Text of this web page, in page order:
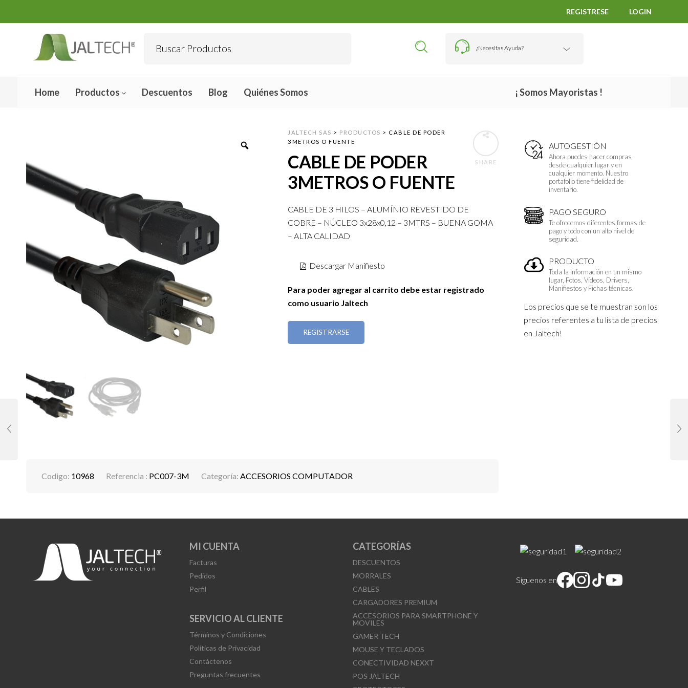
REGISTRESE LOGIN
¿Necesitas Ayuda?
Home Productos Descuentos Blog Quiénes Somos ¡ Somos Mayoristas !
AUTOGESTIÓN
Ahora puedes hacer compras
desde cualquier lugar y en
cualquier momento. Nuestro
portafolio tiene fidelidad de
inventario.
PAGO SEGURO
Te ofrecemos diferentes formas de
pago y todo con un alto nivel de
seguridad.
PRODUCTO
Toda la información en un mismo
lugar, Fotos, Vídeos, Drivers,
Manifiestos y Fichas técnicas.
Los precios que se te muestran son los
precios referentes a tu lista de precios
en Jaltech!
SHARE
JALTECH SAS > PRODUCTOS > CABLE DE PODER
3METROS O FUENTE
CABLE DE PODER
3METROS O FUENTE
CABLE DE 3 HILOS – ALUMÍNIO REVESTIDO DE
COBRE – NÚCLEO 3x28x0,12 – 3MTRS – BUENA GOMA
– ALTA CALIDAD
Descargar Manifiesto
Para poder agregar al carrito debe estar registrado
como usuario Jaltech
REGISTRARSE
Codigo: 10968 Referencia : PC007-3M Categoría: ACCESORIOS COMPUTADOR
MI CUENTA
Facturas
Pedidos
Perfil
SERVICIO AL CLIENTE
Términos y Condiciones
Políticas de Privacidad
Contáctenos
Preguntas frecuentes
CATEGORÍAS
DESCUENTOS
MORRALES
CABLES
CARGADORES PREMIUM
ACCESORIOS PARA SMARTPHONE Y
MOVILES
GAMER TECH
MOUSE Y TECLADOS
CONECTIVIDAD NEXXT
POS JALTECH
Síguenos en